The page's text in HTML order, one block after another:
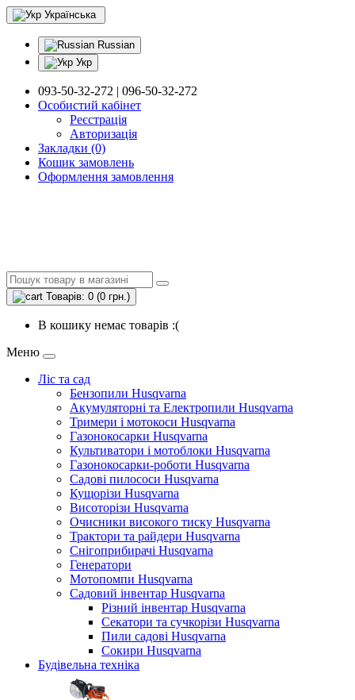
Українська
Russian
Укр
093-50-32-272 | 096-50-32-272
Особистий кабінет
Реєстрація
Авторизація
Закладки (0)
Кошик замовлень
Оформлення замовлення
Товарів: 0 (0 грн.)
В кошику немає товарів :(
Меню
Ліс та сад
Бензопили Husqvarna
Акумуляторні та Електропили Husqvarna
Тримери і мотокоси Husqvarna
Газонокосарки Husqvarna
Культиватори і мотоблоки Husqvarna
Газонокосарки-роботи Husqvarna
Садові пилососи Husqvarna
Кущорізи Husqvarna
Висоторізи Husqvarna
Очисники високого тиску Husqvarna
Трактори та райдери Husqvarna
Снігоприбирачі Husqvarna
Генератори
Мотопомпи Husqvarna
Садовий інвентар Husqvarna
Різний інвентар Husqvarna
Секатори та сучкорізи Husqvarna
Пили садові Husqvarna
Сокири Husqvarna
Будівельна техніка